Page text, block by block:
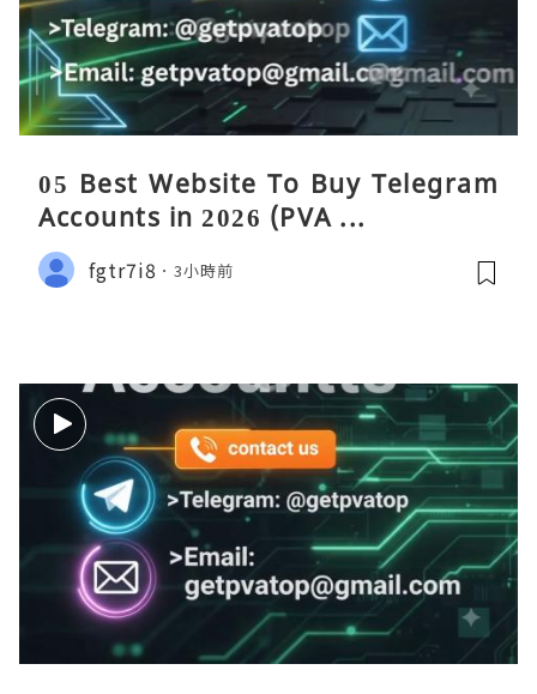
05 Best Website To Buy Telegram
Accounts in 2026 (PVA ...
fgtr7i8 3小時前